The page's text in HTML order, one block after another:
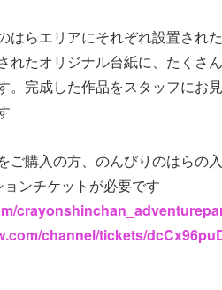
はらエリアにそれぞれ設置され
れたオリジナル台紙に、たくさ
。完成した作品をスタッフにお
ご購入の方、のんびりのはらの
ンチケットが必要です
channel/tickets/